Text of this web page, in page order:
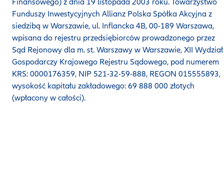
Funduszy Inwestycyjnych Allianz Polska Spółka Akcyjna z
siedzibą w Warszawie, ul. Inflancka 4B, 00-189 Warszawa,
wpisana do rejestru przedsiębiorców prowadzonego przez
Sąd Rejonowy dla m. st. Warszawy w Warszawie, XII Wydział
Gospodarczy Krajowego Rejestru Sądowego, pod numerem
KRS: 0000176359, NIP 521-32-59-888, REGON 015555893,
wysokość kapitału zakładowego: 69 888 000 złotych
(wpłacony w całości).